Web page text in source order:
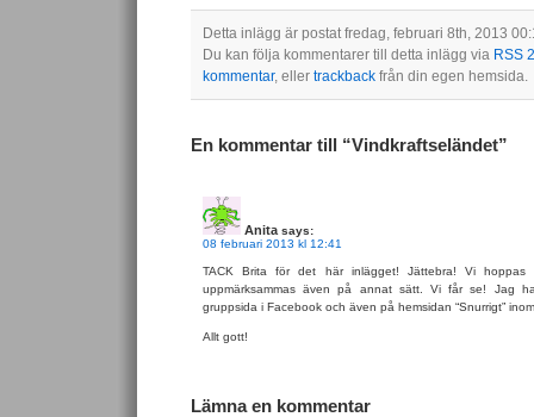
Detta inlägg är postat fredag, februari 8th, 2013
Du kan följa kommentarer till detta inlägg via RSS
kommentar, eller trackback från din egen hemsida.
En kommentar till “Vindkraftseländet”
Anita says:
08 februari 2013 kl 12:41
TACK Brita för det här inlägget! Jättebra! Vi hoppas
uppmärksammas även på annat sätt. Vi får se! Jag
gruppsida i Facebook och även på hemsidan “Snurrigt”
Allt gott!
Lämna en kommentar